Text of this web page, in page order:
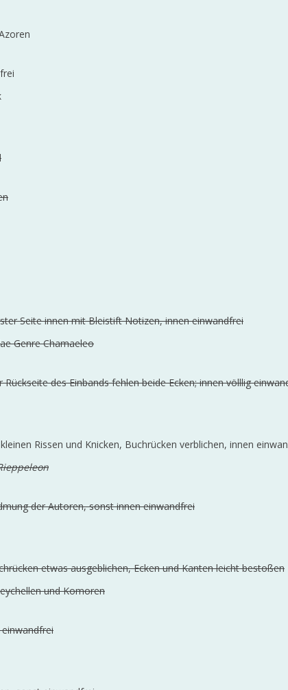
Seite innen mit Bleistift Notizen, innen einwandfrei
Genre Chamaeleo
des Einbands fehlen beide Ecken; innen völllig
Rissen und Knicken, Buchrücken verblichen, innen
der Autoren, sonst innen einwandfrei
etwas ausgeblichen, Ecken und Kanten leicht bestoßen
und Komoren